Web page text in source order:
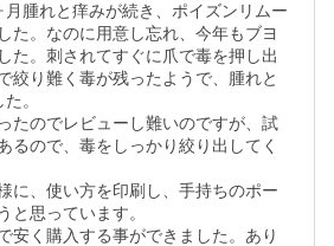
腫れと痒みが続き、ポイズンリムー
た。なのに用意し忘れ、今年もブヨ
た。刺されてすぐに爪で毒を押し出
絞り難く毒が残ったようで、腫れと
。
たのでレビューし難いのですが、試
るので、毒をしっかり絞り出してく
に、使い方を印刷し、手持ちのポー
と思っています。
安く購入する事ができました。あり